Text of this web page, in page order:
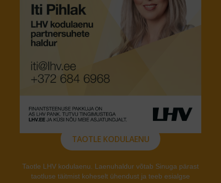
TAOTLE KODULAENU
Taotle LHV kodulaenu. Laenuhaldur võtab Sinuga pärast
taotluse täitmist koheselt ühendust ja teeb esialgse